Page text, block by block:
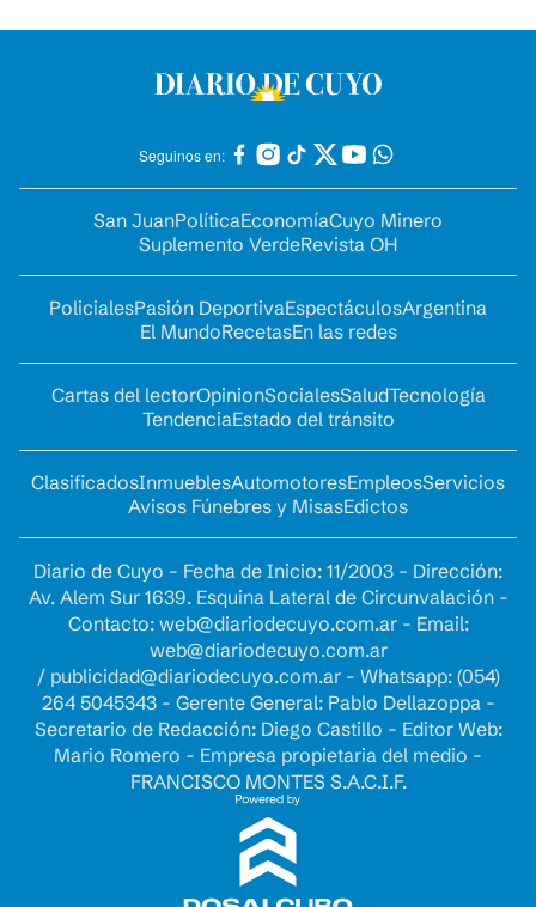
Seguinos en:
San JuanPolíticaEconomíaCuyo Minero
Suplemento VerdeRevista OH
PolicialesPasión DeportivaEspectáculosArgentina
El MundoRecetasEn las redes
Cartas del lectorOpinionSocialesSaludTecnología
TendenciaEstado del tránsito
ClasificadosInmueblesAutomotoresEmpleosServicios
Avisos Fúnebres y MisasEdictos
Diario de Cuyo - Fecha de Inicio: 11/2003 - Dirección:
Av. Alem Sur 1639. Esquina Lateral de Circunvalación -
Contacto: web@diariodecuyo.com.ar- Email:
web@diariodecuyo.com.ar
/ publicidad@diariodecuyo.com.ar- Whatsapp: (054)
264 5045343 - Gerente General: Pablo Dellazoppa -
Secretario de Redacción: Diego Castillo - Editor Web:
Mario Romero - Empresa propietaria del medio -
FRANCISCO MONTES S.A.C.I.F.